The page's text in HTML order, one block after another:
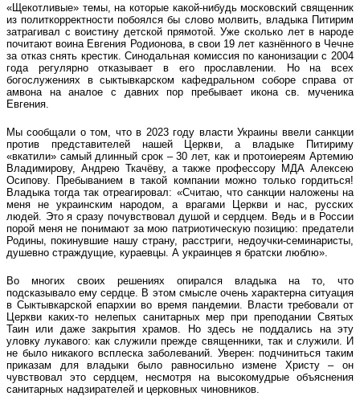
«Щекотливые» темы, на которые какой-нибудь московский священник
из политкорректности побоялся бы слово молвить, владыка Питирим
затрагивал с воистину детской прямотой. Уже сколько лет в народе
почитают воина Евгения Родионова, в свои 19 лет казнённого в Чечне
за отказ снять крестик. Синодальная комиссия по канонизации с 2004
года регулярно отказывает в его прославлении. Но на всех
богослужениях в сыктывкарском кафедральном соборе справа от
амвона на аналое с давних пор пребывает икона св. мученика
Евгения.
Мы сообщали о том, что в 2023 году власти Украины ввели санкции
против представителей нашей Церкви, а владыке Питириму
«вкатили» самый длинный срок – 30 лет, как и протоиереям Артемию
Владимирову, Андрею Ткачёву, а также профессору МДА Алексею
Осипову. Пребыванием в такой компании можно только гордиться!
Владыка тогда так отреагировал: «Считаю, что санкции наложены на
меня не украинским народом, а врагами Церкви и нас, русских
людей. Это я сразу почувствовал душой и сердцем. Ведь и в России
порой меня не понимают за мою патриотическую позицию: предатели
Родины, покинувшие нашу страну, расстриги, недоучки-семинаристы,
душевно страждущие, кураевцы. А украинцев я братски люблю».
Во многих своих решениях опирался владыка на то, что
подсказывало ему сердце. В этом смысле очень характерна ситуация
в Сыктывкарской епархии во время пандемии. Власти требовали от
Церкви каких-то нелепых санитарных мер при преподании Святых
Таин или даже закрытия храмов. Но здесь не поддались на эту
уловку лукавого: как служили прежде священники, так и служили. И
не было никакого всплеска заболеваний. Уверен: подчиниться таким
приказам для владыки было равносильно измене Христу – он
чувствовал это сердцем, несмотря на высокомудрые объяснения
санитарных надзирателей и церковных чиновников.